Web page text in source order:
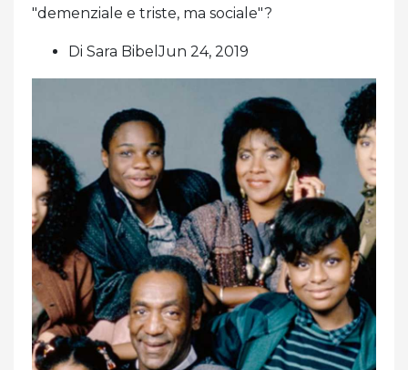
"demenziale e triste, ma sociale"?
Di Sara BibelJun 24, 2019